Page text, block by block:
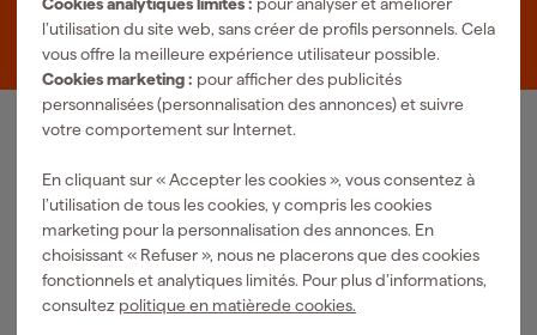
l’utilisation du site web, sans créer de profils personnels. Cela
vous offre la meilleure expérience utilisateur possible.
Cookies marketing : pour afficher des publicités
personnalisées (personnalisation des annonces) et suivre
votre comportement sur Internet.
En cliquant sur « Accepter les cookies », vous consentez à
l’utilisation de tous les cookies, y compris les cookies
marketing pour la personnalisation des annonces. En
choisissant « Refuser », nous ne placerons que des cookies
fonctionnels et analytiques limités. Pour plus d’informations,
consultez politique en matièrede cookies.
Zevenheuvelenweg 25
Outils pneumatiques
EPI et vêtements de travail
Outils de mesure
Outil sans-fil
Outils de jardinage